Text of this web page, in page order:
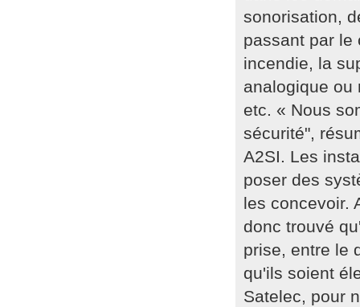
sonorisation,
passant par le
incendie, la
analogique ou
etc. « Nous
sécurité",
A2SI. Les
poser des
les concevoir.
donc trouvé
prise, entre le
qu'ils soient
Satelec, pour